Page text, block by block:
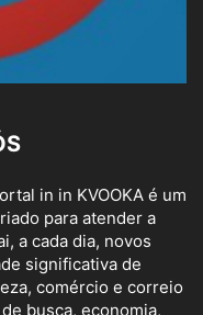
in in KVOOKA é um
para atender a
a cada dia, novos
significativa de
comércio e correio
busca, economia,